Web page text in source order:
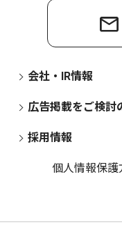
会社・IR情報
広告掲載をご検討
採用情報
個人情報保護